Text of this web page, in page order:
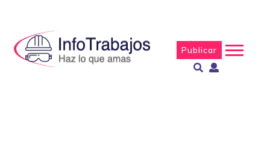
Publicar